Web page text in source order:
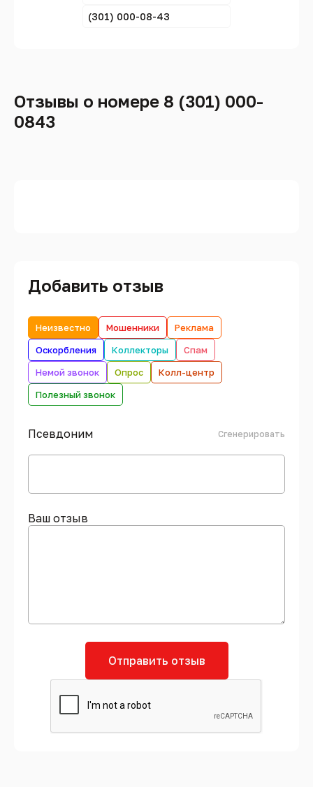
(301) 000-08-43
Отзывы о номере 8 (301) 000-
0843
Добавить отзыв
Неизвестно Мошенники
Реклама
Оскорбления
Коллекторы
Спам
Немой звонок
Опрос
Колл-центр
Полезный звонок
Псевдоним Сгенерировать
Ваш отзыв
Отправить отзыв